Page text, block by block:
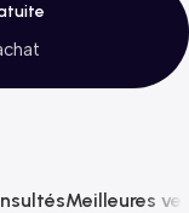
Meilleures